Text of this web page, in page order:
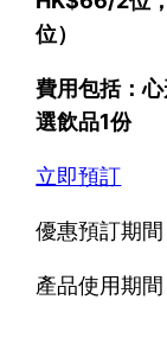
位）
費用包括：
選飲品1份
立即預訂
優惠預訂期
產品使用期